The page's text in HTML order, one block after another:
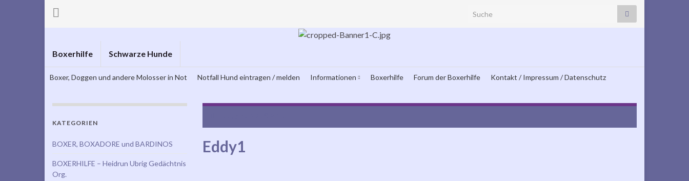
Search for:
Boxerhilfe Schwarze Hunde
Boxer, Doggen und andere Molosser in Not Notfall Hund eintragen / melden Informationen Boxerhilfe Forum der Boxerhilfe Kontakt / Impressum / Datenschutz
Eddy1
KATEGORIEN
BOXER, BOXADORE und BARDINOS
BOXERHILFE – Heidrun Ubrig Gedächtnis
Org.